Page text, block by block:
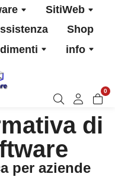
SitiWeb
Shop
info
0
di
per aziende